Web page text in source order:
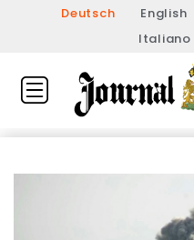
Deutsch English
Italiano